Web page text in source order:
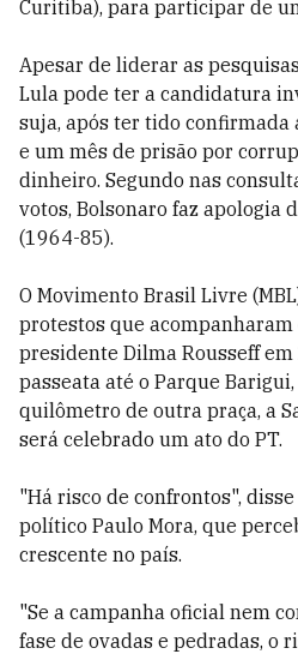
Curitiba), para participar de
Apesar de liderar as
Lula pode ter a candidatura
suja, após ter tido confirmada
e um mês de prisão por
dinheiro. Segundo nas
votos, Bolsonaro faz apologia
(1964-85).
O Movimento Brasil Livre
protestos que
presidente Dilma Rousseff
passeata até o Parque
quilômetro de outra praça, a
será celebrado um ato do PT.
"Há risco de confrontos",
político Paulo Mora, que
crescente no país.
"Se a campanha oficial nem
fase de ovadas e pedradas, o